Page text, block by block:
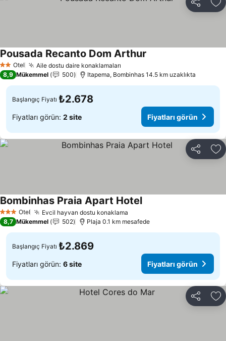
Paylaş
2 Yıldız
Otel Aile dostu daire konaklamaları
Pousada Recanto Dom Arthur
8,9 Mükemmel 500 Itapema, Bombinhas 14.5 km uzaklıkta
Başlangıç Fiyatı ₺2.678
Fiyatları görün: 2 site Fiyatları görün
Paylaş
3 YıldızOtel Evcil hayvan dostu konaklama
Bombinhas Praia Apart HotelFiyatları görün
8,7 Mükemmel 502 Plaja 0.1 km mesafede
Başlangıç Fiyatı ₺2.869
Fiyatları görün: 6 site Fiyatları görün
Paylaş